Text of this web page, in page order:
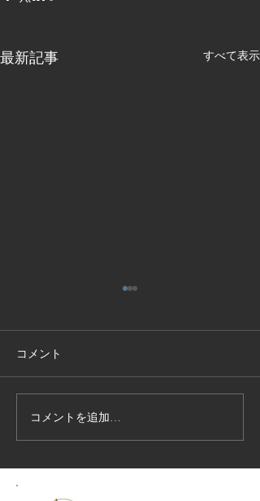
最新記事 すべて表示
技能実習生１２名入国-フ
ィリピン、ベトナム
コメント
コメントを追加…